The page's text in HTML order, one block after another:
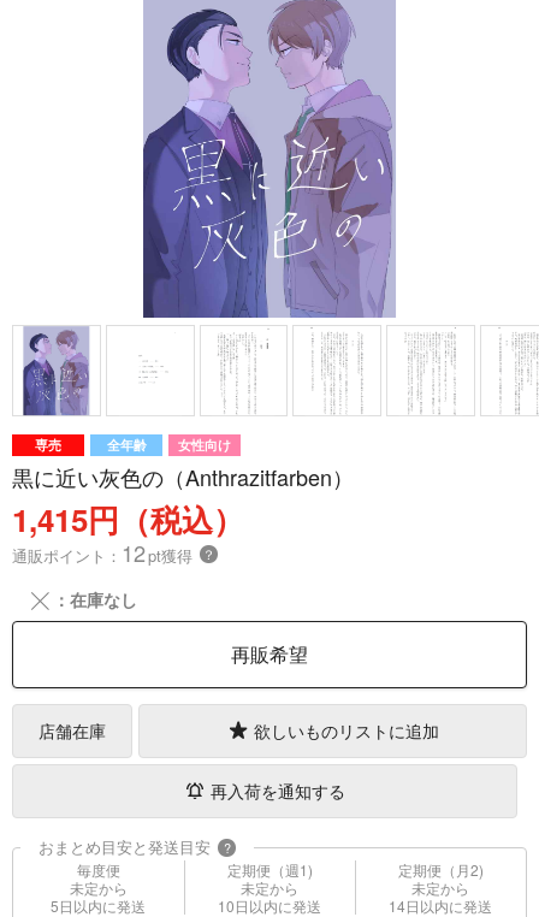
専売 全年齢 女性向け
黒に近い灰色の（Anthrazitfarben）
1,415円（税込）
通販ポイント： 12pt獲得 ？
╳ ：在庫なし
再販希望
店舗在庫 欲しいものリストに追加
再入荷を通知する
おまとめ目安と発送目安 ?
毎度便
未定から
5日以内に発送
定期便（週1)
未定から
10日以内に発送
定期便（月2)
未定から
14日以内に発送